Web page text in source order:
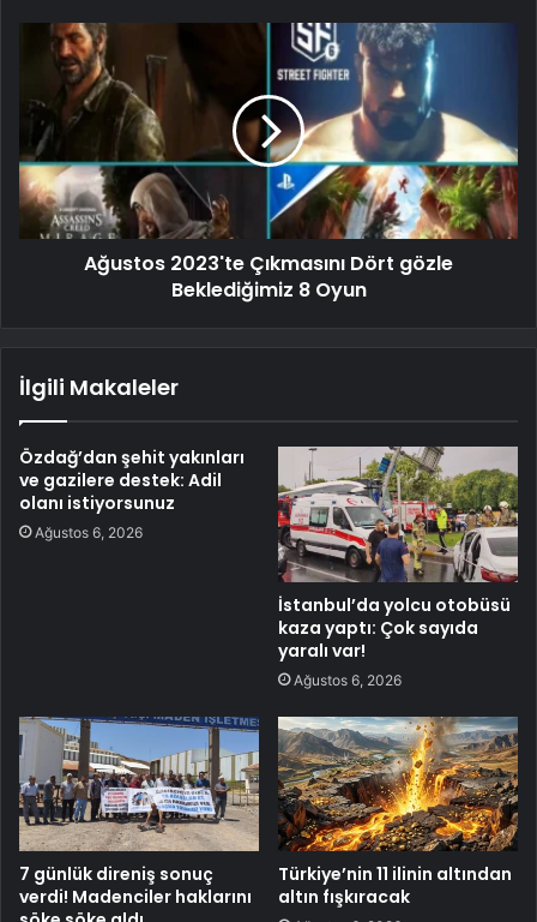
Ağustos 2023'te Çıkmasını Dört gözle
Beklediğimiz 8 Oyun
İlgili Makaleler
Özdağ’dan şehit yakınları
ve gazilere destek: Adil
olanı istiyorsunuz
Ağustos 6, 2026
İstanbul’da yolcu otobüsü
kaza yaptı: Çok sayıda
yaralı var!
Ağustos 6, 2026
7 günlük direniş sonuç
verdi! Madenciler haklarını
Türkiye’nin 11 ilinin altından
altın fışkıracak